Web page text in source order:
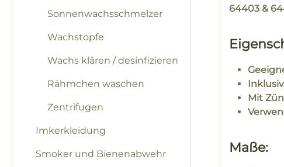
Sonnenwachsschmelzer
Wachstöpfe
Wachs klären / desinfizieren
Rähmchen waschen
Zentrifugen
Imkerkleidung
Smoker und Bienenabwehr
64403 &
Mit
Maße: